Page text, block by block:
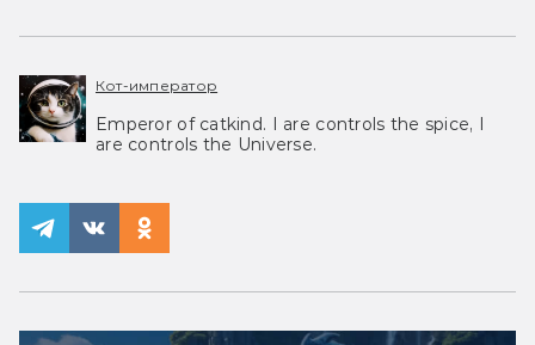
Кот-император
Emperor of catkind. I are controls the spice, I
are controls the Universe.